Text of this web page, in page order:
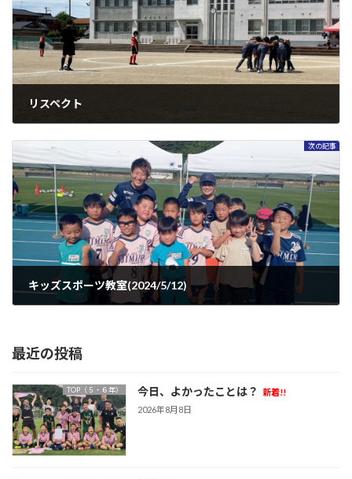
リスペクト
次の記事
キッズスポーツ教室(2024/5/12)
最近の投稿
TOP（５・６年） 今日、よかったことは？
新着!!
2026年8月8日